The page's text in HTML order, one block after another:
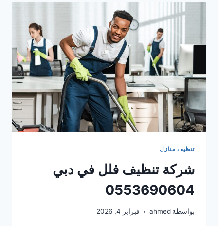
تنظيف منازل
شركة تنظيف فلل في دبي
0553690604
بواسطة ahmed فبراير 4, 2026